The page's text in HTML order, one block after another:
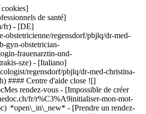
de santé]
fr) - [DE]
regensdorf/pbjlq/dr-med-
gyn-obstetrician-
frauenarztin-und-
sze) - [Italiano]
regensdorf/pbjlq/dr-med-christina-
#### Centre d'aide close ![]
rendez-vous - [Impossible de créer
fr/r%C3%A9initialiser-mon-mot-
*open\_in\_new* - [Prendre un rendez-